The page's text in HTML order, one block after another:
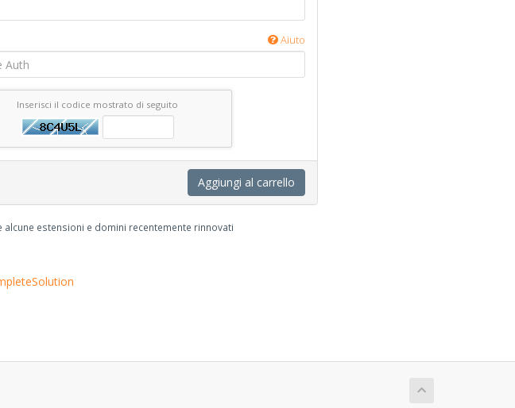
Aiuto
Inserisci il codice mostrato di seguito
Aggiungi al carrello
alcune estensioni e domini recentemente rinnovati